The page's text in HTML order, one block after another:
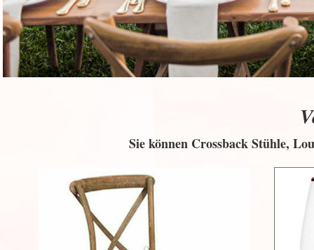
Sie können Crossback Stühle,